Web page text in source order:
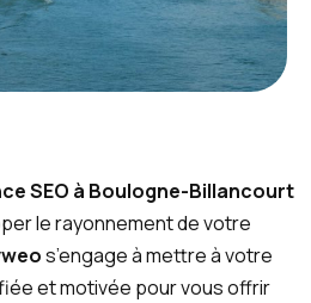
SEO à Boulogne-Billancourt
le rayonnement de votre
s’engage à mettre à votre
et motivée pour vous offrir